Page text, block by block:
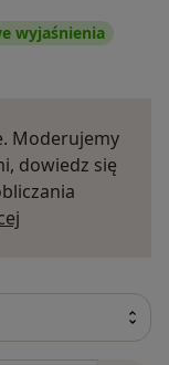
wyjaśnienia
Moderujemy
dowiedz się